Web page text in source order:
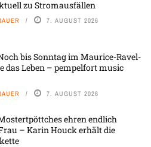
zu Stromausfällen
7. AUGUST 2026
bis Sonntag im Maurice-Ravel-
das Leben – pempelfort music
7. AUGUST 2026
ehren endlich
– Karin Houck erhält die